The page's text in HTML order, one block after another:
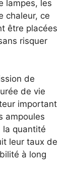
lampes, les
chaleur, ce
être placées
risquer
de
de vie
important
ampoules
la quantité
leur taux de
à long